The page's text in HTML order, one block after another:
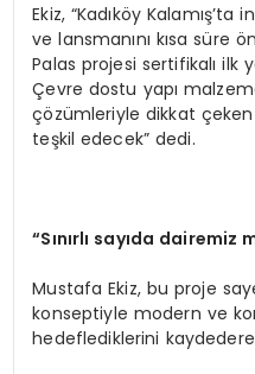
Ekiz, “Kadıköy Kalamış’ta
ve lansmanını kısa süre
Palas projesi sertifikalı ilk
Çevre dostu yapı
çözümleriyle dikkat
teşkil edecek” dedi.
“Sınırlı sayıda dairemiz
Mustafa Ekiz, bu proje
konseptiyle modern ve
hedeflediklerini